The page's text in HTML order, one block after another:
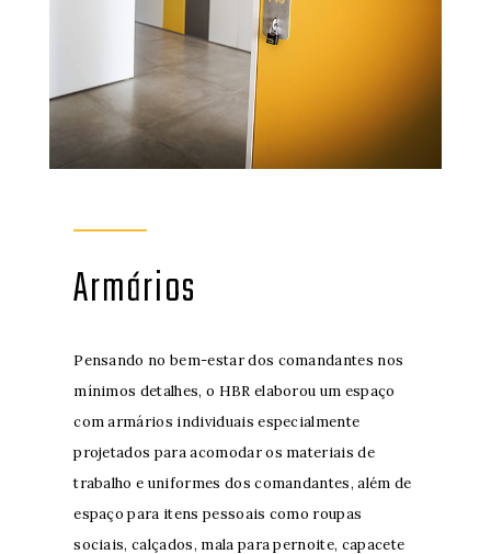
Armários
Pensando no bem-estar dos comandantes nos
mínimos detalhes, o HBR elaborou um espaço
com armários individuais especialmente
projetados para acomodar os materiais de
trabalho e uniformes dos comandantes, além de
espaço para itens pessoais como roupas
sociais, calçados, mala para pernoite, capacete